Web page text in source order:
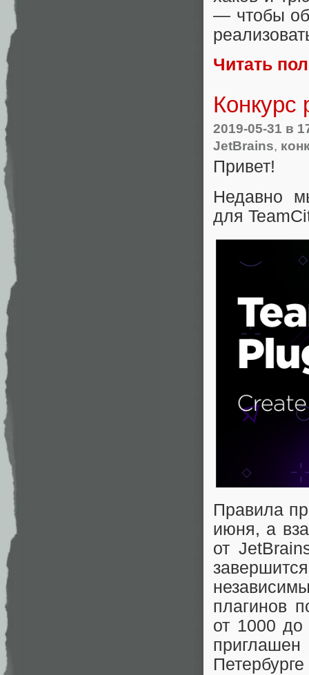
— чтобы
Читать
Конкурс
2019-05-31 в
JetBrains,
Привет!
Недавно
для
Правила
июня, а
от
плагинов
от 1000